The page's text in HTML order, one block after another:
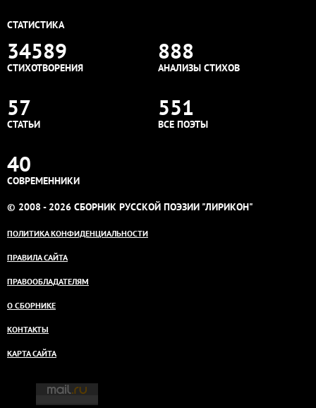
СТАТИСТИКА
34589
СТИХОТВОРЕНИЯ
888
АНАЛИЗЫ СТИХОВ
57
СТАТЬИ
551
ВСЕ ПОЭТЫ
40
СОВРЕМЕННИКИ
© 2008 - 2026 СБОРНИК РУССКОЙ ПОЭЗИИ "ЛИРИКОН"
ПОЛИТИКА КОНФИДЕНЦИАЛЬНОСТИ
ПРАВИЛА САЙТА
ПРАВООБЛАДАТЕЛЯМ
О СБОРНИКЕ
КОНТАКТЫ
КАРТА САЙТА